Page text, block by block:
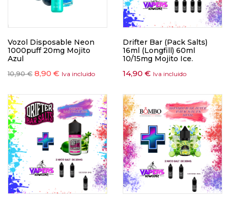
Vozol Disposable Neon
1000puff 20mg Mojito
Azul
10,90€ 8,90 € Iva incluido
Drifter Bar (Pack Salts)
16ml (Longfill) 60ml
10/15mg Mojito Ice.
14,90 € Iva incluido